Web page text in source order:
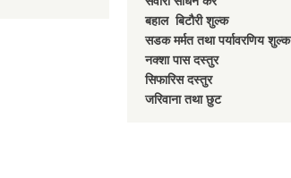
बहाल बिटाैरी शुल्क
सडक मर्मत तथा पर्यावरणिय शुल्क
नक्शा पास दस्तुर
सिफारिस दस्तुर
जरिवाना तथा छुट